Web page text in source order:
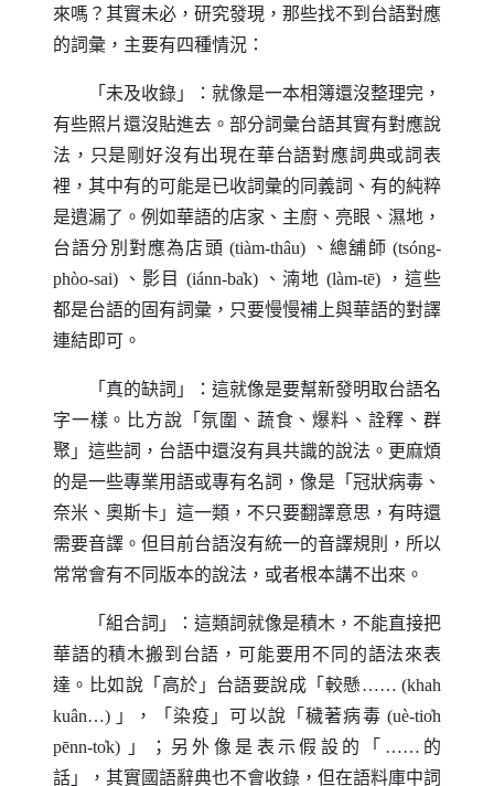
來嗎？其實未必，研究發現，那些找不到台語對應
的詞彙，主要有四種情況：
「未及收錄」：就像是一本相簿還沒整理完，
有些照片還沒貼進去。部分詞彙台語其實有對應說
法，只是剛好沒有出現在華台語對應詞典或詞表
裡，其中有的可能是已收詞彙的同義詞、有的純粹
是遺漏了。例如華語的店家、主廚、亮眼、濕地，
台語分別對應為店頭 (tiàm-thâu)、總舖師 (tsóng-
phòo-sai) 、影目 (iánn-ba̍k)、湳地 (làm-tē)，這些
都是台語的固有詞彙，只要慢慢補上與華語的對譯
連結即可。
「真的缺詞」：這就像是要幫新發明取台語名
字一樣。比方說「氛圍、蔬食、爆料、詮釋、群
聚」這些詞，台語中還沒有具共識的說法。更麻煩
的是一些專業用語或專有名詞，像是「冠狀病毒、
奈米、奧斯卡」這一類，不只要翻譯意思，有時還
需要音譯。但目前台語沒有統一的音譯規則，所以
常常會有不同版本的說法，或者根本講不出來。
「組合詞」：這類詞就像是積木，不能直接把
華語的積木搬到台語，可能要用不同的語法來表
達。比如說「高於」台語要說成「較懸…… (khah
kuân…) 」，「染疫」可以說「穢著病毒 (uè-tio̍h
pēnn-to̍k) 」；另外像是表示假設的「……的
話」，其實國語辭典也不會收錄，但在語料庫中詞